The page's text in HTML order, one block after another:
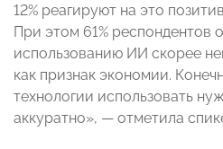
12% реагируют на это
При этом 61% респондентов
использованию ИИ скорее
как признак экономии.
технологии использовать
аккуратно», — отметила